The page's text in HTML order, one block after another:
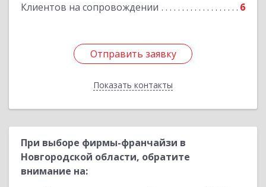
Клиентов на сопровождении 6
Отправить заявку
Показать контакты
Отправить заявку
Назад
При выборе фирмы-франчайзи в
Новгородской области, обратите
внимание на: